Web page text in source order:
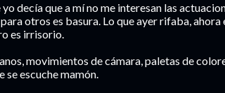
yo decía que a mí no me interesan las
otros es basura. Lo que ayer rifaba, ahora
es irrisorio.
movimientos de cámara, paletas de
se escuche mamón.